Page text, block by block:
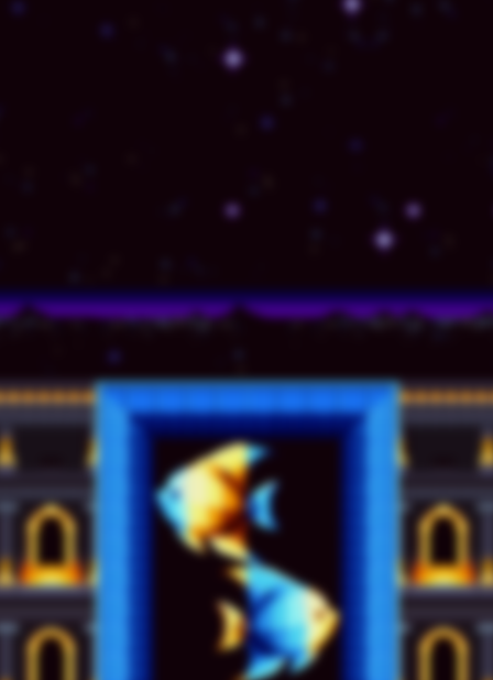
© TSSZ News LLC 1999-2020